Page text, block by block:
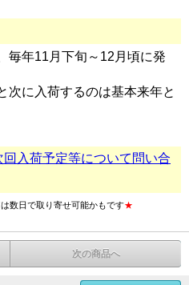
毎年11月下旬～12月頃に発
次に入荷するのは基本来年と
回入荷予定等について問い合
数日で取り寄せ可能かもです★
次の商品へ